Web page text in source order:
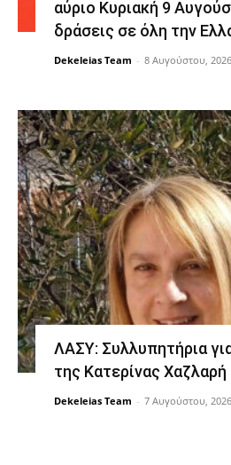
αύριο Κυριακή 9
δράσεις σε όλη την
Dekeleias Team - 8 Αυγούστου, 2026
ΛΑΣΥ: Συλλυπητήρια
της Κατερίνας Χαζλαρή
Dekeleias Team - 7 Αυγούστου, 2026